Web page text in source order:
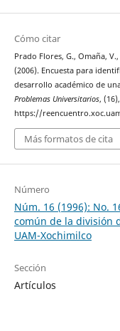
Cómo citar
Prado Flores, G., Omaña,
(2006). Encuesta para
desarrollo académico de
Problemas Universitarios,
https://
Más formatos de cita
Número
Núm. 16 (1996): No.
común de la división
UAM-Xochimilco
Sección
Artículos